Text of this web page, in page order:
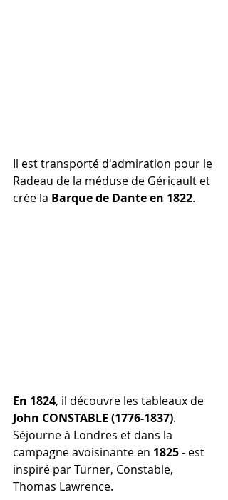
Il est transporté d'admiration pour le
Radeau de la méduse de Géricault et
crée la Barque de Dante en 1822.
En 1824, il découvre les tableaux de
John CONSTABLE (1776-1837).
Séjourne à Londres et dans la
campagne avoisinante en 1825 - est
inspiré par Turner, Constable,
Thomas Lawrence.